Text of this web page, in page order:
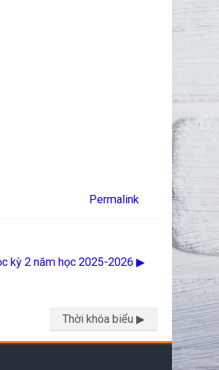
Permalink
kỳ 2 năm học 2025-2026 ▶︎
Thời khóa biểu ▶︎